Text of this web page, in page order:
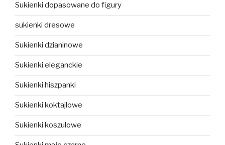
Sukienki dopasowane do figury
sukienki dresowe
Sukienki dzianinowe
Sukienki eleganckie
Sukienki hiszpanki
Sukienki koktajlowe
Sukienki koszulowe